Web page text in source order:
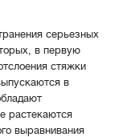
серьезных
в первую
стяжки
в
растекаются
выравнивания